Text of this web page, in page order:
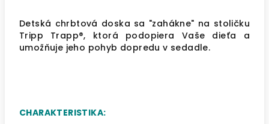
Detská chrbtová doska sa "zahákne" na stoličku
Tripp Trapp®, ktorá podopiera Vaše dieťa a
umožňuje jeho pohyb dopredu v sedadle.
CHARAKTERISTIKA: